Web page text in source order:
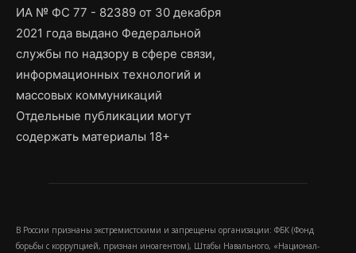
ИА № ФС 77 - 82389 от 30 декабря
2021 года выдано Федеральной
службы по надзору в сфере связи,
информационных технологий и
массовых коммуникаций
Отдельные публикации могут
содержать материалы 18+
В России признаны экстремистскими и запрещены организации: ФБК (Фонд
борьбы с коррупцией, признан иноагентом), Штабы Навального, «Национал-